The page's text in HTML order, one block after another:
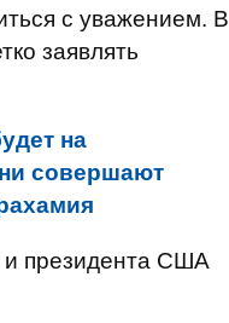
с уважением. В
заявлять
на
совершают
и президента США